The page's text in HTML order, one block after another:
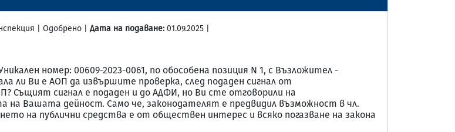
| Одобрено | Дата на подаване: 01.09.2025 |
номер: 00609-2023-0061, по обособена позиция N 1, с Възложител -
ли Ви е АОП да извършите проверка, след подаден сигнал от
Същият сигнал е подаден и до АДФИ, но Ви сте отговорили на
на Вашата дейност. Само че, законодателят е предвидил възможност в чл.
на публични средства е от обществен интерес и всяко погазване на закона